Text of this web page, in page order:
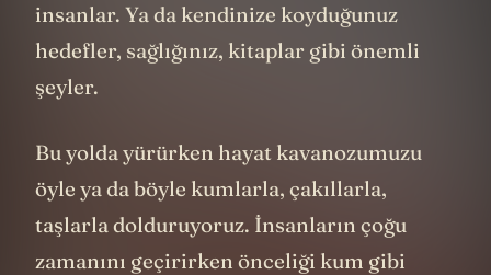
insanlar. Ya da kendinize koyduğunuz
hedefler, sağlığınız, kitaplar gibi önemli
şeyler.
Bu yolda yürürken hayat kavanozumuzu
öyle ya da böyle kumlarla, çakıllarla,
taşlarla dolduruyoruz. İnsanların çoğu
zamanını geçirirken önceliği kum gibi